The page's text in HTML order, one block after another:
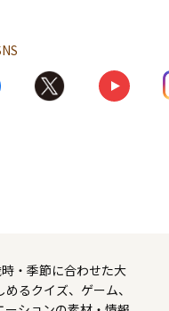
・季節に合わせた大
るクイズ、ゲーム、